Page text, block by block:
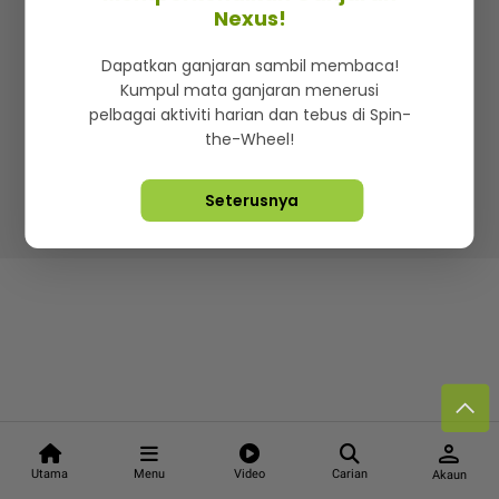
Utama Menu Video Carian
person
Akaun
Iklan di SMG360
Terma & Syarat Dasar Privasi
Lebih hot, viral dan sensasi
Hakcipta Terpelihara ©2026. Star Media Group Berhad
Nexus!
Dapatkan ganjaran sambil membaca!
Kumpul mata ganjaran menerusi
pelbagai aktiviti harian dan tebus di Spin-
the-Wheel!
Seterusnya